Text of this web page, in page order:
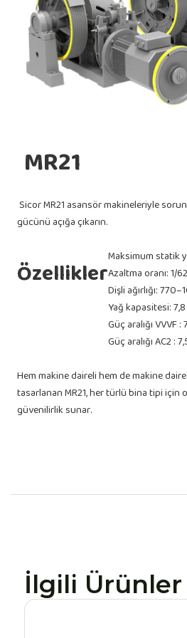
MR21
Sicor MR21 asansör makineleriyle
gücünü açığa çıkarın.
ÖzelliklerMaksimum statik
Azaltma oranı: 1/
Dişli ağırlığı:
Yağ kapasitesi:
Güç aralığı VVVF
Güç aralığı AC2 :
Hem makine daireli hem de makine
tasarlanan MR21, her türlü bina tipi
güvenilirlik sunar.
İlgili Ürünler